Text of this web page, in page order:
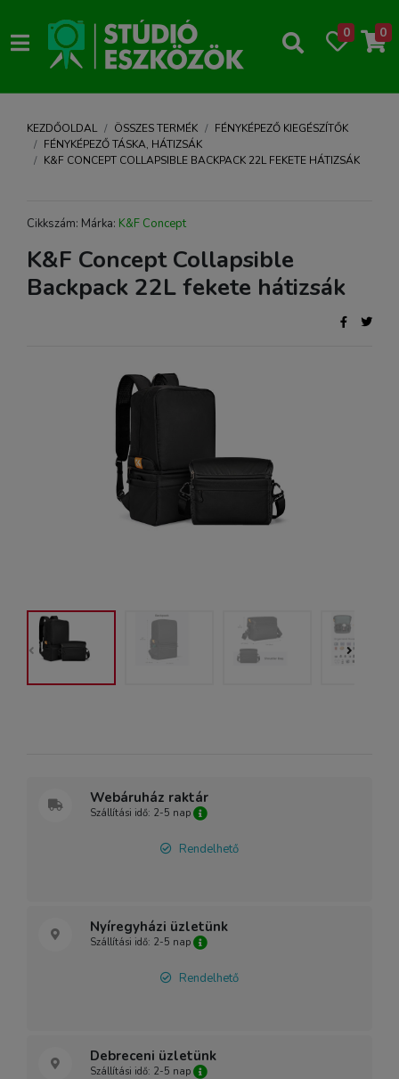
0 0
KEZDŐOLDAL ÖSSZES TERMÉK
FÉNYKÉPEZŐ KIEGÉSZÍTŐK
FÉNYKÉPEZŐ TÁSKA, HÁTIZSÁK
K&F CONCEPT COLLAPSIBLE BACKPACK 22L FEKETE HÁTIZSÁK
Cikkszám: Márka: K&F Concept
K&F Concept Collapsible
Backpack 22L fekete hátizsák
Webáruház raktár
Szállítási idő: 2-5 nap
Rendelhető
Nyíregyházi üzletünk
Szállítási idő: 2-5 nap
Rendelhető
Debreceni üzletünk
Szállítási idő: 2-5 nap